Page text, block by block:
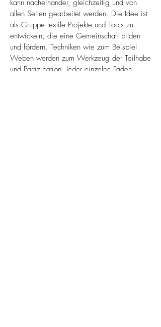
kann nacheinander, gleichzeitig und von
allen Seiten gearbeitet werden. Die Idee ist
als Gruppe textile Projekte und Tools zu
entwickeln, die eine Gemeinschaft bilden
und fördern. Techniken wie zum Beispiel
Weben werden zum Werkzeug der Teilhabe
und Partizipation. Jeder einzelne Faden